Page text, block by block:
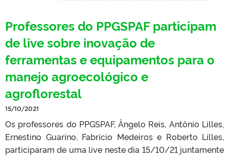
Professores do PPGSPAF participam
de live sobre inovação de
ferramentas e equipamentos para o
manejo agroecológico e
agroflorestal
15/10/2021
Os professores do PPGSPAF, Ângelo Reis, Antônio Lilles,
Ernestino Guarino, Fabrício Medeiros e Roberto Lilles,
participaram de uma live neste dia 15/10/21 juntamente